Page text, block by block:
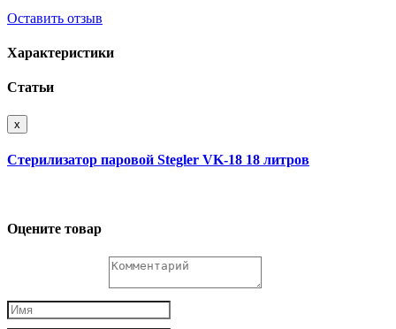
Оставить отзыв
Характеристики
Статьи
x
Стерилизатор паровой Stegler VK-18 18 литров
Оцените товар